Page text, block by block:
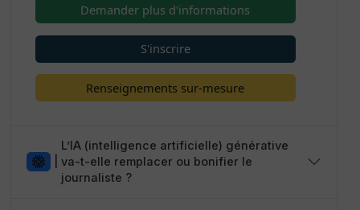
Demander plus d'informations
S'inscrire
Renseignements sur-mesure
L’IA (intelligence artificielle) générative
va-t-elle remplacer ou bonifier le
journaliste ?